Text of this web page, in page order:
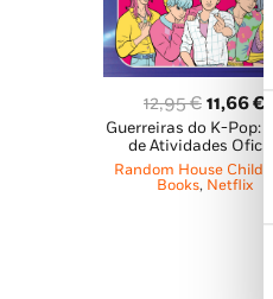
12,95€ O
preço
original
era:
11,66€
Guerreiras do K-Pop:
de Atividades Oficial
Random House
Books, Netflix